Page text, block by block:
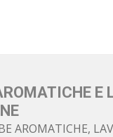
AROMATICHE,